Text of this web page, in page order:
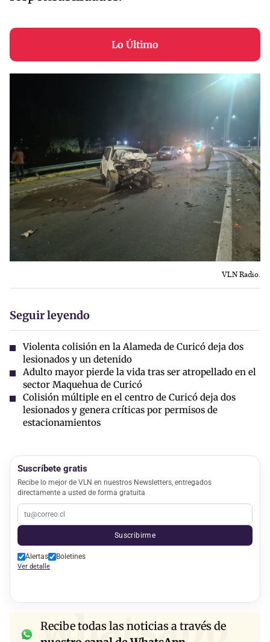
Lo Último
VLN Radio.
Seguir leyendo
Violenta colisión en la Alameda de Curicó deja dos
lesionados y un detenido
Adulto mayor pierde la vida tras ser atropellado en el
sector Maquehua de Curicó
Colisión múltiple en el centro de Curicó deja dos
lesionados y genera críticas por permisos de
estacionamientos
Suscríbete gratis
Recibe lo mejor de VLN en nuestros Newsletters, entregados
directamente a usted de forma gratuita
Suscribirme
Alertas Boletines
Ver detalle
whatsapp
Recibe todas las noticias a través de